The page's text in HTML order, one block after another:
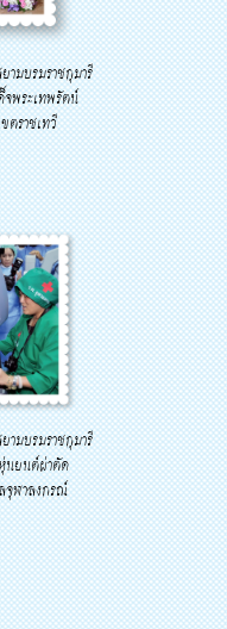
มบรมราชกุมารี
พระเทพรัตน์
ตราชเทวี
มบรมราชกุมารี
นยนต์ผ่าตัด
จุฬาลงกรณ์